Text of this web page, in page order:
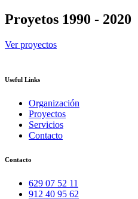
Proyetos 1990 - 2020
Ver proyectos
Useful Links
Organización
Proyectos
Servicios
Contacto
Contacto
629 07 52 11
912 40 95 62